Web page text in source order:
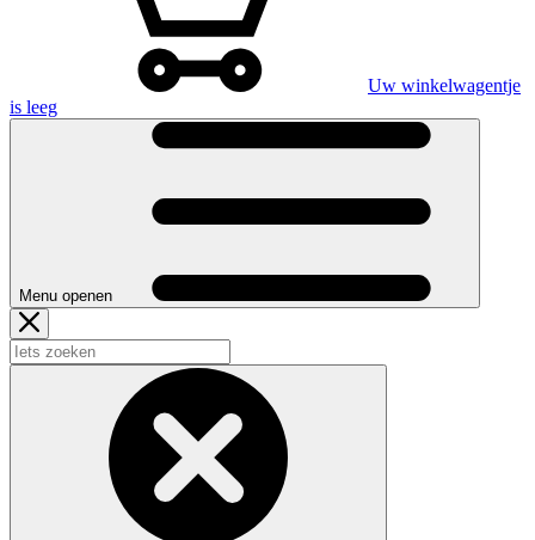
Uw winkelwagentje
is leeg
Menu openen